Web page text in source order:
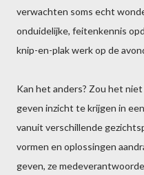
verwachten soms echt
onduidelijke, feitenkennis
knip-en-plak werk op de
Kan het anders? Zou het
geven inzicht te krijgen in
vanuit verschillende
vormen en oplossingen
geven, ze